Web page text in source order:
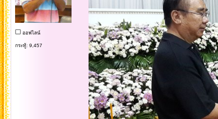
ออฟไลน์
กระทู้: 9,457